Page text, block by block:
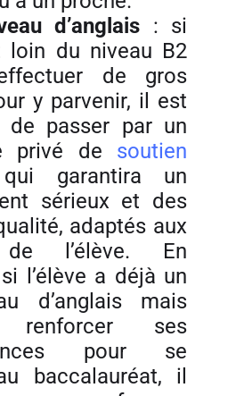
d’anglais : si
loin du niveau B2
de gros
y parvenir, il est
de passer par un
privé de soutien
garantira un
sérieux et des
adaptés aux
de l’élève. En
l’élève a déjà un
d’anglais mais
renforcer ses
pour se
baccalauréat, il